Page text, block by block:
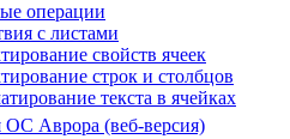
операции
с листами
свойств ячеек
строк и столбцов
текста в ячейках
Аврора (веб-версия)